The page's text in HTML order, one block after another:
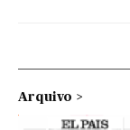
Arquivo